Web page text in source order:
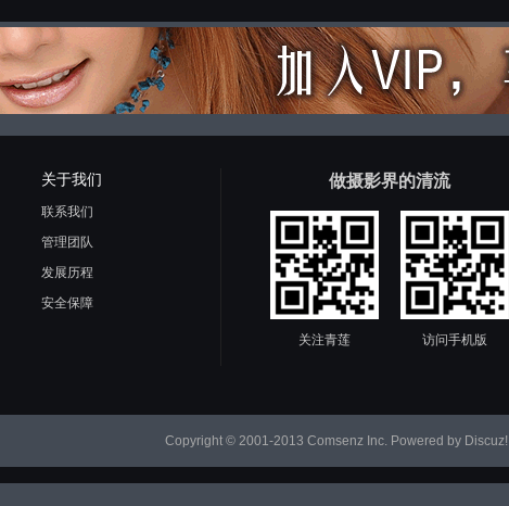
关于我们
联系我们
管理团队
发展历程
安全保障
做摄影界的清流
关注青莲 访问手机版
Copyright © 2001-2013 Comsenz Inc. Powered by Discuz!